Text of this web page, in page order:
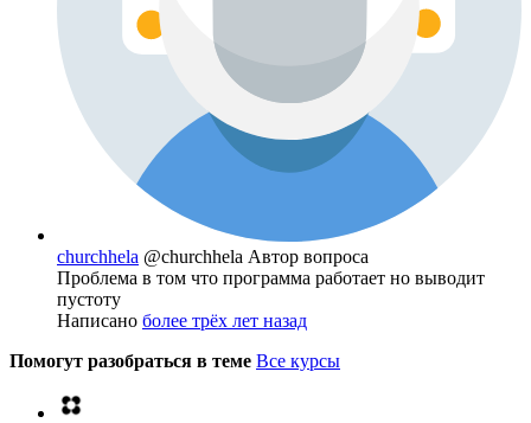
churchhela @churchhela Автор вопроса
Проблема в том что программа работает но выводит
пустоту
Написано более трёх лет назад
Помогут разобраться в теме Все курсы